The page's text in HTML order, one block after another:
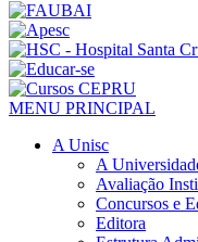
MENU PRINCIPAL
A Unisc
A
Avaliação
Concursos e
Editora